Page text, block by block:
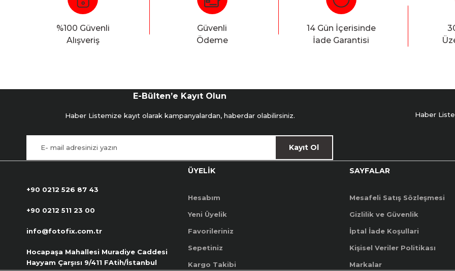
Yorum Yaz
%100 Güvenli
Alışveriş
Güvenli
Ödeme
14 Gün İçerisinde
İade Garantisi
E-Bülten’e Kayıt Olun
Haber Listemize kayıt olarak kampanyalardan, haberdar olabilirsiniz.
Kayıt Ol
Haber
+90 0212 526 87 43
+90 0212 511 23 00
info@fotofix.com.tr
Hocapaşa Mahallesi Muradiye Caddesi
Hayyam Çarşısı 9/411 FAtih/İstanbul
ÜYELİK
Hesabım
Yeni Üyelik
Favorileriniz
Sepetiniz
Kargo Takibi
SAYFALAR
Mesafeli Satış Sözleşmesi
Gizlilik ve Güvenlik
İptal İade Koşullari
Kişisel Veriler Politikası
Markalar